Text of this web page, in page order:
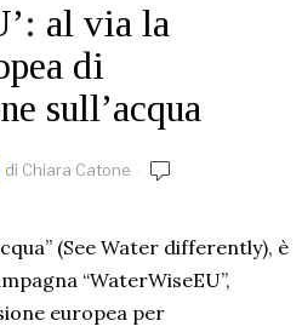
al via la
di
sull’acqua
di Chiara Catone
(See Water differently), è
“WaterWiseEU”,
europea per